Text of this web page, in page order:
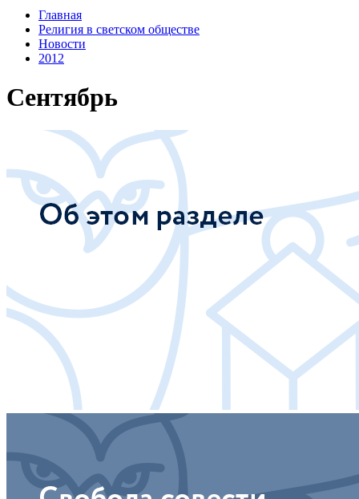
Главная
Религия в светском обществе
Новости
2012
Сентябрь